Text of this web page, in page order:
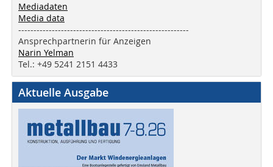
Mediadaten
Media data
--------------------------------------------------------
Ansprechpartnerin für Anzeigen
Narin Yelman
Tel.: +49 5241 2151 4433
Aktuelle Ausgabe